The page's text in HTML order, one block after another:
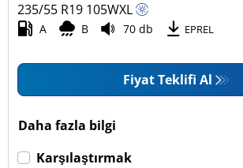
235/55 R19 105WXL
A B 70 db EPREL
Fiyat Teklifi Al
Daha fazla bilgi
Karşılaştırmak